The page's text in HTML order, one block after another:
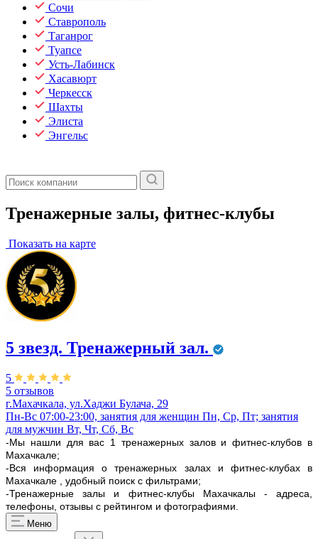
Сочи
Ставрополь
Таганрог
Туапсе
Усть-Лабинск
Хасавюрт
Черкесск
Шахты
Элиста
Энгельс
Тренажерные залы, фитнес-клубы
Показать на карте
5 звезд. Тренажерный зал.
5
5 отзывов
г.Махачкала, ул.Хаджи Булача, 29
Пн-Вс 07:00-23:00, занятия для женщин Пн, Ср, Пт; занятия
для мужчин Вт, Чт, Сб, Вс
-Мы нашли для вас 1 тренажерных залов и фитнес-клубов в
Махачкале;
-Вся информация о тренажерных залах и фитнес-клубах в
Махачкале , удобный поиск с фильтрами;
-Тренажерные залы и фитнес-клубы Махачкалы - адреса,
телефоны, отзывы с рейтингом и фотографиями.
Меню